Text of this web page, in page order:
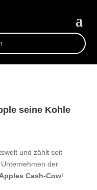
seine Kohle
und zählt seit
der
Cash-Cow!